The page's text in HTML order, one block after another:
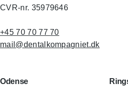
CVR-nr. 35979646
+45 70 70 77 70
mail@dentalkompagniet.dk
Odense